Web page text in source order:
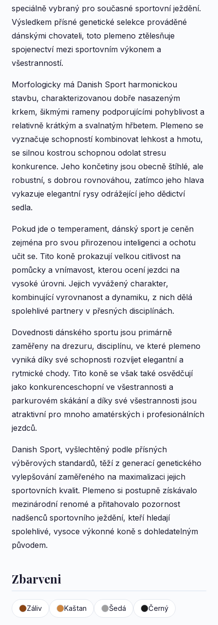
speciálně vybraný pro současné sportovní ježdění.
Výsledkem přísné genetické selekce prováděné
dánskými chovateli, toto plemeno ztělesňuje
spojenectví mezi sportovním výkonem a
všestranností.
Morfologicky má Danish Sport harmonickou
stavbu, charakterizovanou dobře nasazeným
krkem, šikmými rameny podporujícími pohyblivost a
relativně krátkým a svalnatým hřbetem. Plemeno se
vyznačuje schopností kombinovat lehkost a hmotu,
se silnou kostrou schopnou odolat stresu
konkurence. Jeho končetiny jsou obecně štíhlé, ale
robustní, s dobrou rovnováhou, zatímco jeho hlava
vykazuje elegantní rysy odrážející jeho dědictví
sedla.
Pokud jde o temperament, dánský sport je ceněn
zejména pro svou přirozenou inteligenci a ochotu
učit se. Tito koně prokazují velkou citlivost na
pomůcky a vnímavost, kterou ocení jezdci na
vysoké úrovni. Jejich vyvážený charakter,
kombinující vyrovnanost a dynamiku, z nich dělá
spolehlivé partnery v přesných disciplínách.
Dovednosti dánského sportu jsou primárně
zaměřeny na drezuru, disciplínu, ve které plemeno
vyniká díky své schopnosti rozvíjet elegantní a
rytmické chody. Tito koně se však také osvědčují
jako konkurenceschopní ve všestrannosti a
parkurovém skákání a díky své všestrannosti jsou
atraktivní pro mnoho amatérských i profesionálních
jezdců.
Danish Sport, vyšlechtěný podle přísných
výběrových standardů, těží z generací genetického
vylepšování zaměřeného na maximalizaci jejich
sportovních kvalit. Plemeno si postupně získávalo
mezinárodní renomé a přitahovalo pozornost
nadšenců sportovního ježdění, kteří hledají
spolehlivé, vysoce výkonné koně s dohledatelným
původem.
Zbarveni
Záliv Kaštan Šedá Černý